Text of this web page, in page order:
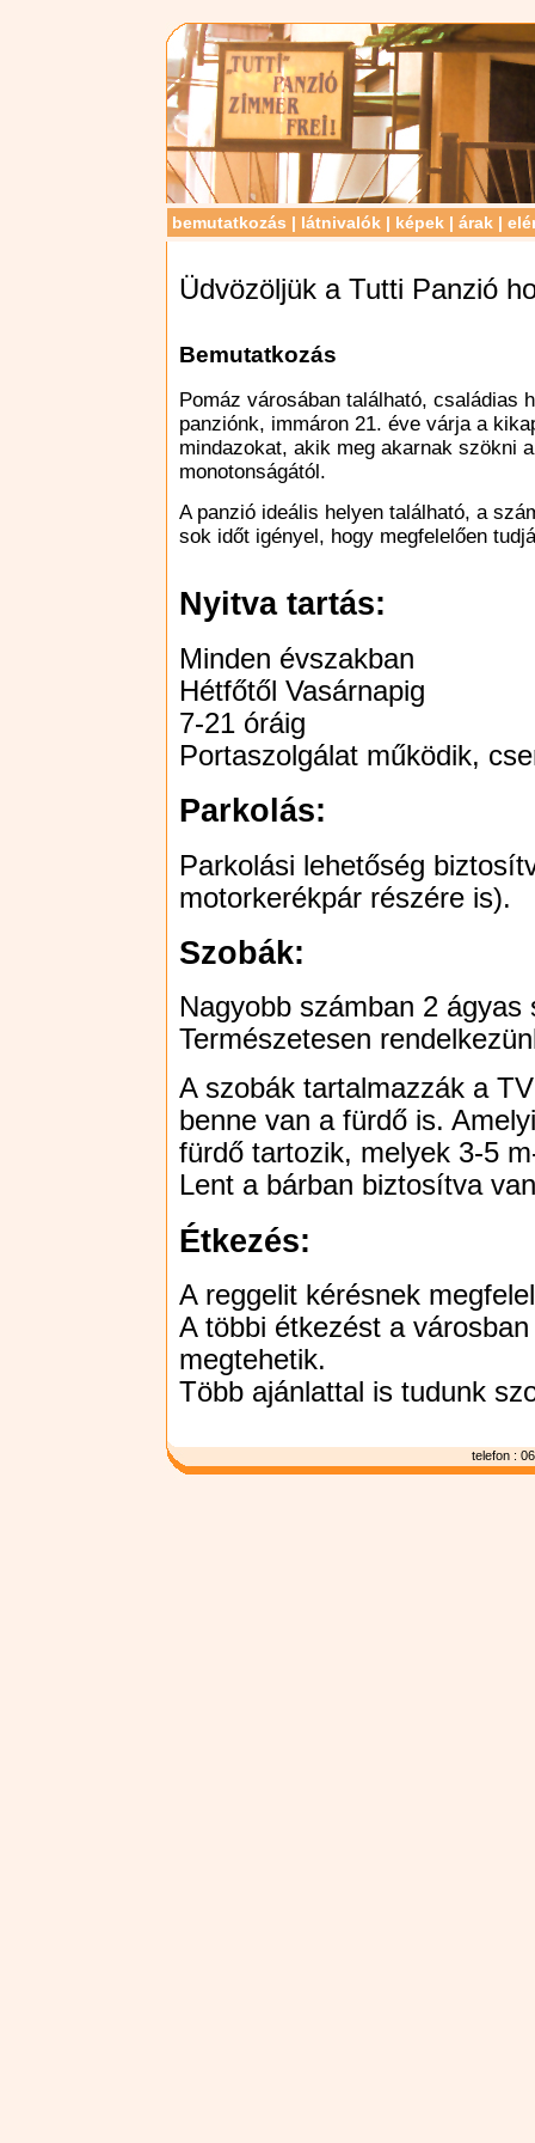
bemutatkozás | látnivalók | képek | árak |
Üdvözöljük a Tutti Panzió
Bemutatkozás
Pomáz városában található, családias
panziónk, immáron 21. éve várja a
mindazokat, akik meg akarnak szökni
monotonságától.
A panzió ideális helyen található, a
sok időt igényel, hogy megfelelően
Nyitva tartás:
Minden évszakban
Hétfőtől Vasárnapig
7-21 óráig
Portaszolgálat működik,
Parkolás:
Parkolási lehetőség
motorkerékpár részére is).
Szobák:
Nagyobb számban 2 ágyas
Természetesen
A szobák tartalmazzák a
benne van a fürdő is.
fürdő tartozik, melyek 3-5
Lent a bárban biztosítva
Étkezés:
A reggelit kérésnek
A többi étkezést a
megtehetik.
Több ajánlattal is tudunk
telefon :